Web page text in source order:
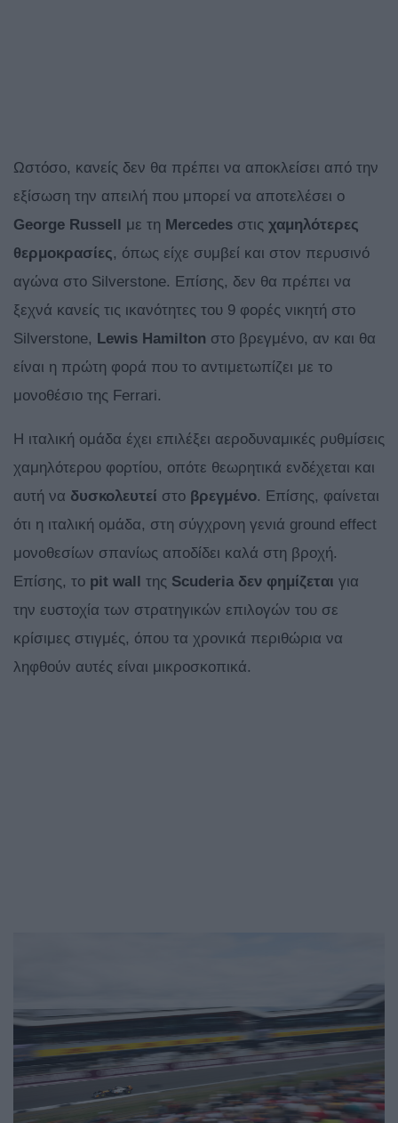
Ωστόσο, κανείς δεν θα πρέπει να αποκλείσει από την
εξίσωση την απειλή που μπορεί να αποτελέσει ο
George Russell
με τη Mercedes στις χαμηλότερες
θερμοκρασίες, όπως είχε συμβεί και στον περυσινό
αγώνα στο Silverstone. Επίσης, δεν θα πρέπει να
ξεχνά κανείς τις ικανότητες του 9 φορές νικητή στο
Silverstone, Lewis Hamilton στο βρεγμένο, αν και θα
είναι η πρώτη φορά που το αντιμετωπίζει με το
μονοθέσιο της Ferrari.
H ιταλική ομάδα έχει επιλέξει αεροδυναμικές ρυθμίσεις
χαμηλότερου φορτίου, οπότε θεωρητικά ενδέχεται και
αυτή να δυσκολευτεί στο βρεγμένο. Επίσης, φαίνεται
ότι η ιταλική ομάδα, στη σύγχρονη γενιά ground effect
μονοθεσίων σπανίως αποδίδει καλά στη βροχή.
Επίσης, το pit wall της Scuderia δεν φημίζεται για
την ευστοχία των στρατηγικών επιλογών του σε
κρίσιμες στιγμές, όπου τα χρονικά περιθώρια να
ληφθούν αυτές είναι μικροσκοπικά.